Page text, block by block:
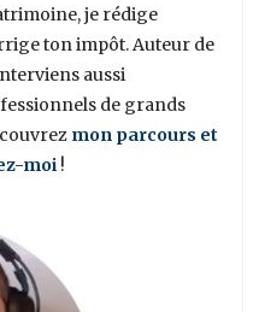
je rédige
ton impôt. Auteur de
aussi
de grands
mon parcours et
moi !